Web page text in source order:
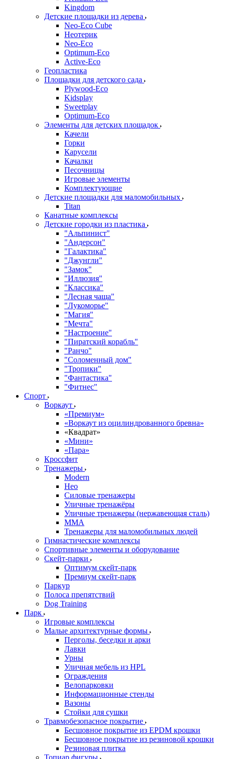
Kingdom
Детские площадки из дерева
Neo-Eco Cube
Неотерик
Neo-Eco
Оptimum-Еco
Active-Eco
Геопластика
Площадки для детского сада
Plywood-Eco
Kidsplay
Sweetplay
Оptimum-Еco
Элементы для детских площадок
Качели
Горки
Карусели
Качалки
Песочницы
Игровые элементы
Комплектующие
Детские площадки для маломобильных
Titan
Канатные комплексы
Детские городки из пластика
"Альпинист"
"Андерсон"
"Галактика"
"Джунгли"
"Замок"
"Иллюзия"
"Классика"
"Лесная чаща"
"Лукоморье"
"Магия"
"Мечта"
"Настроение"
"Пиратский корабль"
"Ранчо"
"Соломенный дом"
"Тропики"
"Фантастика"
"Фитнес"
Спорт
Воркаут
«Премиум»
«Воркаут из оцилиндрованного бревна»
«Квадрат»
«Мини»
«Пара»
Кроссфит
Тренажеры
Modern
Нео
Силовые тренажеры
Уличные тренажёры
Уличные тренажеры (нержавеющая сталь)
ММА
Тренажеры для маломобильных людей
Гимнастические комплексы
Спортивные элементы и оборудование
Скейт-парки
Оптимум скейт-парк
Премиум скейт-парк
Паркур
Полоса препятствий
Dog Training
Парк
Игровые комплексы
Малые архитектурные формы
Перголы, беседки и арки
Лавки
Урны
Уличная мебель из HPL
Ограждения
Велопарковки
Информационные стенды
Вазоны
Стойки для сушки
Травмобезопасное покрытие
Бесшовное покрытие из EPDM крошки
Бесшовное покрытие из резиновой крошки
Резиновая плитка
Топиар фигуры